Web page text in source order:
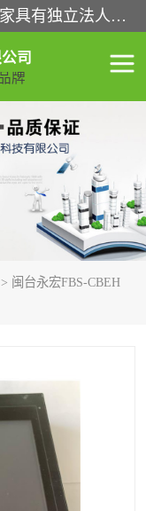
厦门晶鼎自动化科技有限公司是一家具有独立法人资格的高新技术企业；代理销售的产品有台湾威纶触摸屏，魏德米勒全系列，永宏触摸屏,威纶触摸屏,台湾威纶weinview触摸屏,台湾永宏PLC，FATEK,永宏伺服,图儿克总线，施耐德，欧姆龙，西门子，富士变频，K&N蓝系列， BUSSMANN，松下变频器，丹佛斯变频器等。
司
牌
> 闽台永宏FBS-CBEH
闽台威纶触摸
勒接线端子
勒电源
通讯模块
开关
斯触摸屏